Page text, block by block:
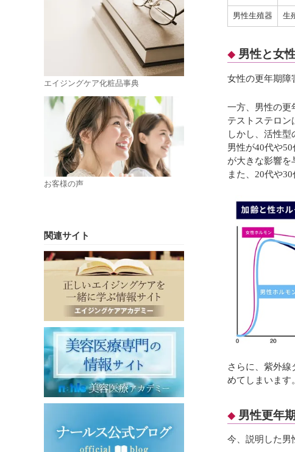
エイジングケア化粧品事典
お客様の声
関連サイト
男性⽣殖器 ⽣
男性と女
女性の更年期障
一方、男性の更
テストステロン
しかし、活性型
男性が40代や
が大きな影響を
また、20代や
さらに、紫外
めてしまいます。
男性更年
今、説明した男